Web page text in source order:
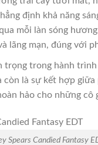
định khả năng
mỗi làn sóng
mạn, đúng với
trong hành
là sự kết hợp
hảo cho những cô
Spears Candied Fantasy